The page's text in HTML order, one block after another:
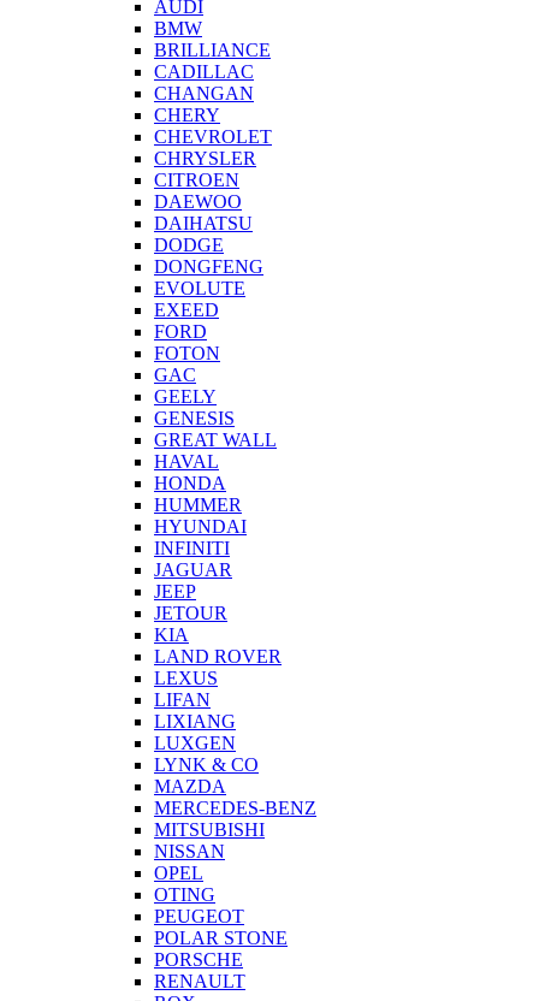
AUDI
BMW
BRILLIANCE
CADILLAC
CHANGAN
CHERY
CHEVROLET
CHRYSLER
CITROEN
DAEWOO
DAIHATSU
DODGE
DONGFENG
EVOLUTE
EXEED
FORD
FOTON
GAC
GEELY
GENESIS
GREAT WALL
HAVAL
HONDA
HUMMER
HYUNDAI
INFINITI
JAGUAR
JEEP
JETOUR
KIA
LAND ROVER
LEXUS
LIFAN
LIXIANG
LUXGEN
LYNK & CO
MAZDA
MERCEDES-BENZ
MITSUBISHI
NISSAN
OPEL
OTING
PEUGEOT
POLAR STONE
PORSCHE
RENAULT